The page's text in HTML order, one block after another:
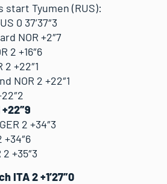
start Tyumen (RUS):
0 37’37″3
NOR +2″7
2 +16″6
+22″1
NOR 2 +22″1
2 +34″3
+34″6
+35″3
ITA 2 +1’27″0